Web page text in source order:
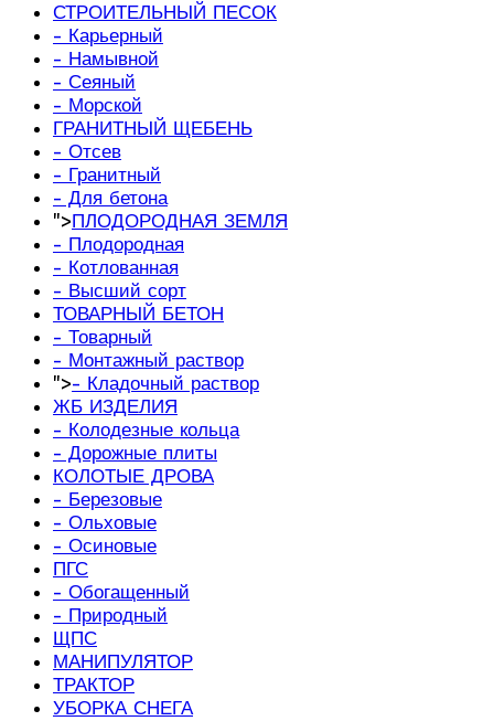
СТРОИТЕЛЬНЫЙ ПЕСОК
- Карьерный
- Намывной
- Сеяный
- Морской
ГРАНИТНЫЙ ЩЕБЕНЬ
- Отсев
- Гранитный
- Для бетона
">ПЛОДОРОДНАЯ ЗЕМЛЯ
- Плодородная
- Котлованная
- Высший сорт
ТОВАРНЫЙ БЕТОН
- Товарный
- Монтажный раствор
">- Кладочный раствор
ЖБ ИЗДЕЛИЯ
- Колодезные кольца
- Дорожные плиты
КОЛОТЫЕ ДРОВА
- Березовые
- Ольховые
- Осиновые
ПГС
- Обогащенный
- Природный
ЩПС
МАНИПУЛЯТОР
ТРАКТОР
УБОРКА СНЕГА